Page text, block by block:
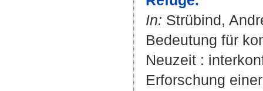
In: Strübind,
Bedeutung für
Neuzeit :
Erforschung